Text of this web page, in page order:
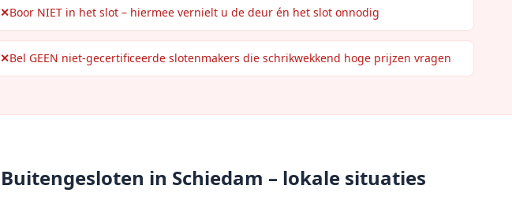
✕Boor NIET in het slot – hiermee vernielt u de deur én het slot onnodig
✕Bel GEEN niet-gecertificeerde slotenmakers die schrikwekkend hoge prijzen vragen
Buitengesloten in Schiedam – lokale situaties